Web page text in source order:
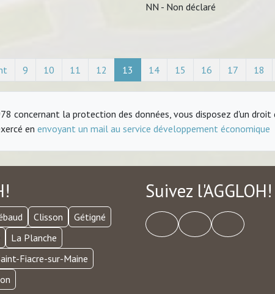
NN - Non déclaré
9 10 11 12 13 14 15 16 17 18
concernant la protection des données, vous disposez d'un
en envoyant un mail au service développement économique
Clisson
Gétigné
La Planche
Fiacre-sur-Maine
Suivez l'AGGLOH!